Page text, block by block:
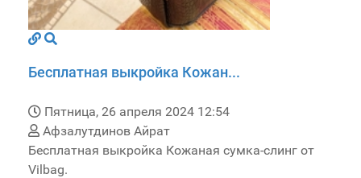
Бесплатная выкройка Кожан...
Пятница, 26 апреля 2024 12:54
Афзалутдинов Айрат
Бесплатная выкройка Кожаная сумка-слинг от
Vilbag.